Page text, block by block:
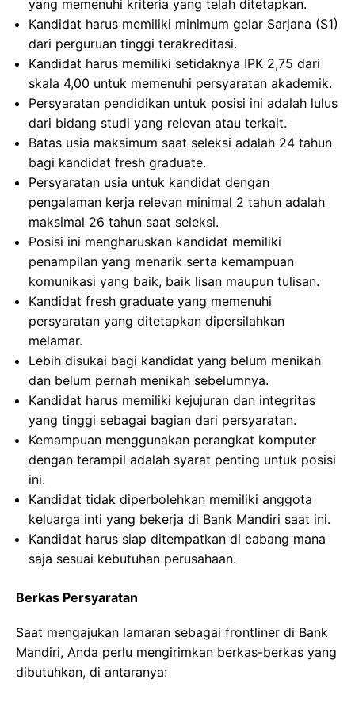
yang memenuhi kriteria yang telah ditetapkan.
Kandidat harus memiliki minimum gelar Sarjana (S1)
dari perguruan tinggi terakreditasi.
Kandidat harus memiliki setidaknya IPK 2,75 dari
skala 4,00 untuk memenuhi persyaratan akademik.
Persyaratan pendidikan untuk posisi ini adalah lulus
dari bidang studi yang relevan atau terkait.
Batas usia maksimum saat seleksi adalah 24 tahun
bagi kandidat fresh graduate.
Persyaratan usia untuk kandidat dengan
pengalaman kerja relevan minimal 2 tahun adalah
maksimal 26 tahun saat seleksi.
Posisi ini mengharuskan kandidat memiliki
penampilan yang menarik serta kemampuan
komunikasi yang baik, baik lisan maupun tulisan.
Kandidat fresh graduate yang memenuhi
persyaratan yang ditetapkan dipersilahkan
melamar.
Lebih disukai bagi kandidat yang belum menikah
dan belum pernah menikah sebelumnya.
Kandidat harus memiliki kejujuran dan integritas
yang tinggi sebagai bagian dari persyaratan.
Kemampuan menggunakan perangkat komputer
dengan terampil adalah syarat penting untuk posisi
ini.
Kandidat tidak diperbolehkan memiliki anggota
keluarga inti yang bekerja di Bank Mandiri saat ini.
Kandidat harus siap ditempatkan di cabang mana
saja sesuai kebutuhan perusahaan.
Berkas Persyaratan
Saat mengajukan lamaran sebagai frontliner di Bank
Mandiri, Anda perlu mengirimkan berkas-berkas yang
dibutuhkan, di antaranya: